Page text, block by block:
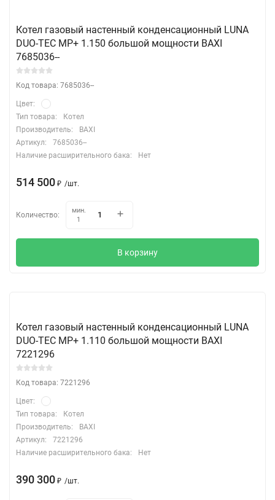
Котел газовый настенный конденсационный LUNA
DUO-TEC MP+ 1.150 большой мощности BAXI
7685036--
Код товара: 7685036--
Цвет:
Тип товара:
Котел
Производитель:
BAXI
Артикул:
7685036--
Наличие расширительного бака:
Нет
514 500 ₽ /шт.
Количество:
мин.
1
В корзину
Котел газовый настенный конденсационный LUNA
DUO-TEC MP+ 1.110 большой мощности BAXI
7221296
Код товара: 7221296
Цвет:
Тип товара:
Котел
Производитель:
BAXI
Артикул:
7221296
Наличие расширительного бака:
Нет
390 300 ₽ /шт.